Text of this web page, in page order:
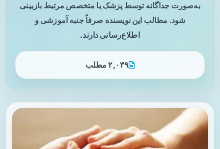
به‌صورت جداگانه توسط پزشک یا متخصص مرتبط بازبینی
شود. مطالب این نویسنده صرفاً جنبه آموزشی و
اطلاع‌رسانی دارند.
۲,۰۳۹ مطلب